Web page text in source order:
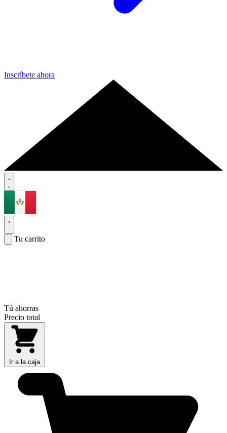
Inscríbete ahora
Tu carrito
Tú ahorras
Precio total
Ir a la caja